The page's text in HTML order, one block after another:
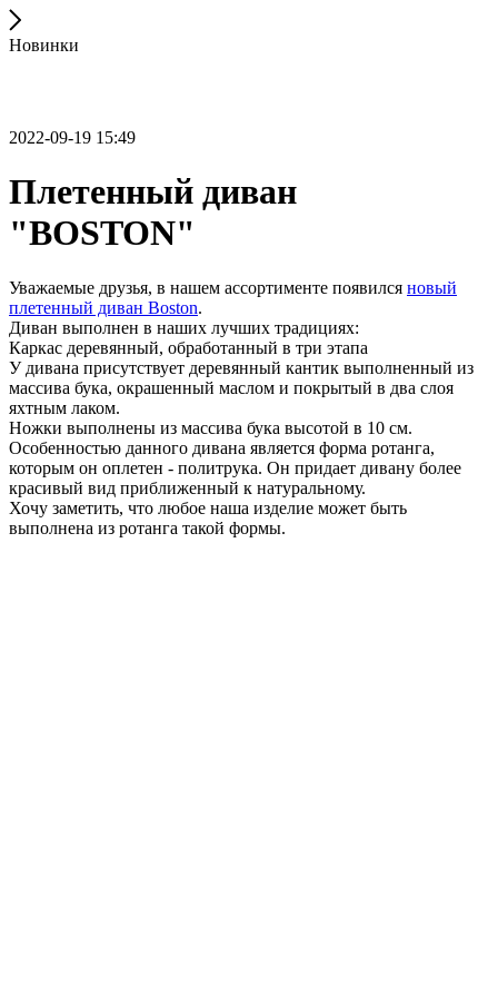
Новинки
2022-09-19 15:49
Плетенный диван
"BOSTON"
Уважаемые друзья, в нашем ассортименте появился новый
плетенный диван Boston.
Диван выполнен в наших лучших традициях:
Каркас деревянный, обработанный в три этапа
У дивана присутствует деревянный кантик выполненный из
массива бука, окрашенный маслом и покрытый в два слоя
яхтным лаком.
Ножки выполнены из массива бука высотой в 10 см.
Особенностью данного дивана является форма ротанга,
которым он оплетен - политрука. Он придает дивану более
красивый вид приближенный к натуральному.
Хочу заметить, что любое наша изделие может быть
выполнена из ротанга такой формы.